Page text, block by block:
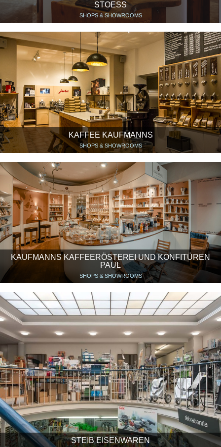
STOESS
SHOPS & SHOWROOMS
KAFFEE KAUFMANNS
SHOPS & SHOWROOMS
KAUFMANNS KAFFEERÖSTEREI UND KONFITÜREN
PAUL
SHOPS & SHOWROOMS
STEIB EISENWAREN